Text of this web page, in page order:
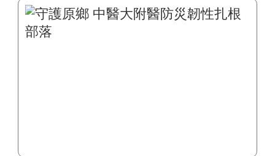
一站式疾病全人照護